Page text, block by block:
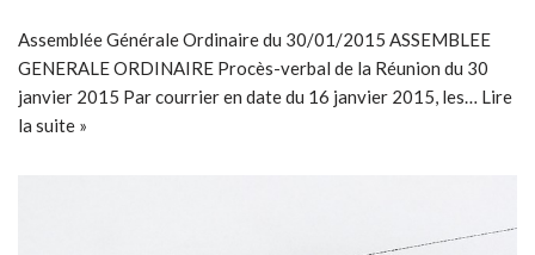
Assemblée Générale Ordinaire du 30/01/2015 ASSEMBLEE
GENERALE ORDINAIRE Procès-verbal de la Réunion du 30
janvier 2015 Par courrier en date du 16 janvier 2015, les… Lire
la suite »